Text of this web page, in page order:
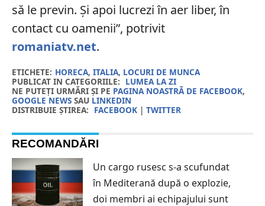
să le previn. Și apoi lucrezi în aer liber, în
contact cu oamenii”, potrivit
romaniatv.net.
ETICHETE: HORECA, ITALIA, LOCURI DE MUNCA
PUBLICAT IN CATEGORIILE: LUMEA LA ZI
NE PUTEȚI URMĂRI ȘI PE PAGINA NOASTRĂ DE FACEBOOK,
GOOGLE NEWSSAU LINKEDIN
DISTRIBUIE ȘTIREA: FACEBOOK| TWITTER
RECOMANDĂRI
Un cargo rusesc s-a scufundat
în Mediterană după o explozie,
doi membri ai echipajului sunt